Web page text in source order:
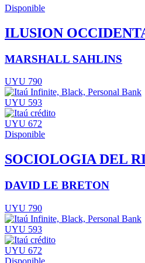
Disponible
ILUSION
MARSHALL SAHLINS
UYU 790
UYU 593
UYU 672
Disponible
SOCIOLOGIA DEL
DAVID LE BRETON
UYU 790
UYU 593
UYU 672
Disponible